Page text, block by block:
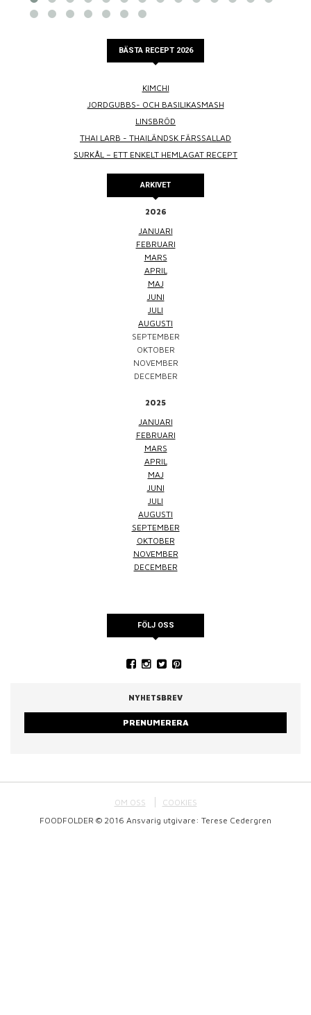
BÄSTA RECEPT 2026
KIMCHI
JORDGUBBS- OCH BASILIKASMASH
LINSBRÖD
THAI LARB - THAILÄNDSK FÄRSSALLAD
SURKÅL – ETT ENKELT HEMLAGAT RECEPT
ARKIVET
2026
JANUARI
FEBRUARI
MARS
APRIL
MAJ
JUNI
JULI
AUGUSTI
SEPTEMBER
OKTOBER
NOVEMBER
DECEMBER
2025
JANUARI
FEBRUARI
MARS
APRIL
MAJ
JUNI
JULI
AUGUSTI
SEPTEMBER
OKTOBER
NOVEMBER
DECEMBER
FÖLJ OSS
NYHETSBREV
PRENUMERERA
OM OSS
COOKIES
FOODFOLDER © 2016 Ansvarig utgivare: Terese Cedergren